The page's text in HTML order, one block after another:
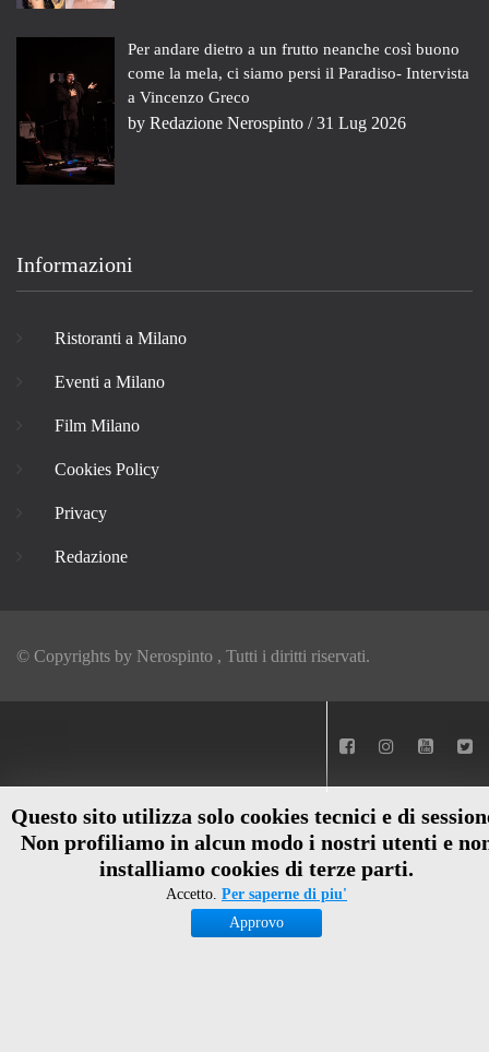
Questo sito utilizza solo cookies tecnici e di
Non profiliamo in alcun modo i nostri utenti e
installiamo cookies di terze parti.
Accetto. Per saperne di piu'
Approvo
Per andare dietro a un frutto neanche così buono
come la mela, ci siamo persi il Paradiso- Intervista
a Vincenzo Greco
by Redazione Nerospinto / 31 Lug 2026
Informazioni
Ristoranti a Milano
Eventi a Milano
Film Milano
Cookies Policy
Privacy
Redazione
© Copyrights by Nerospinto , Tutti i diritti riservati.